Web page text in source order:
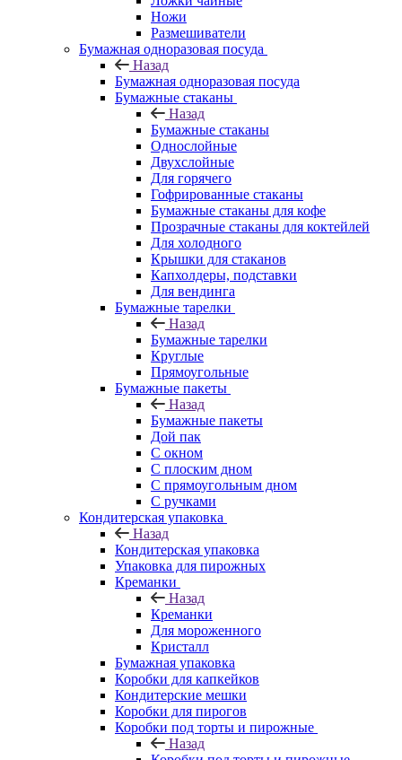
Ножи
Размешиватели
Бумажная одноразовая посуда
Назад
Бумажная одноразовая посуда
Бумажные стаканы
Назад
Бумажные стаканы
Однослойные
Двухслойные
Для горячего
Гофрированные стаканы
Бумажные стаканы для кофе
Прозрачные стаканы для коктейлей
Для холодного
Крышки для стаканов
Капхолдеры, подставки
Для вендинга
Бумажные тарелки
Назад
Бумажные тарелки
Круглые
Прямоугольные
Бумажные пакеты
Назад
Бумажные пакеты
Дой пак
С окном
С плоским дном
С прямоугольным дном
С ручками
Кондитерская упаковка
Назад
Кондитерская упаковка
Упаковка для пирожных
Креманки
Назад
Креманки
Для мороженного
Кристалл
Бумажная упаковка
Коробки для капкейков
Кондитерские мешки
Коробки для пирогов
Коробки под торты и пирожные
Назад